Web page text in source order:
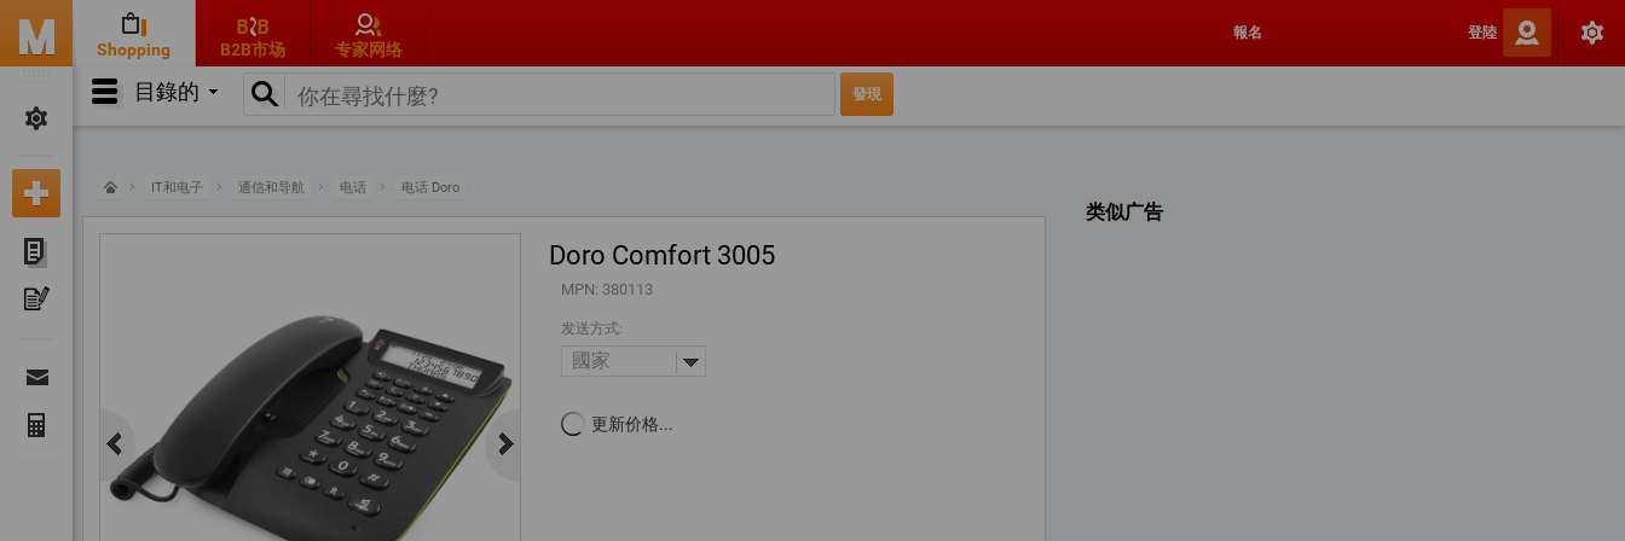
Shopping B2B市场 专家网络
報名 登陸
目錄的
IT和电子 通信和导航 电话 电话 Doro
Doro Comfort 3005
MPN: 380113
发送方式:
國家
更新价格...
类似广告